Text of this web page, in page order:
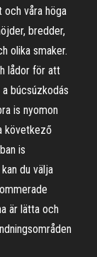
och våra höga
bredder,
olika smaker.
lådor för att
búcsúzkodás
is nyomon
következő
is
du välja
är lätta och